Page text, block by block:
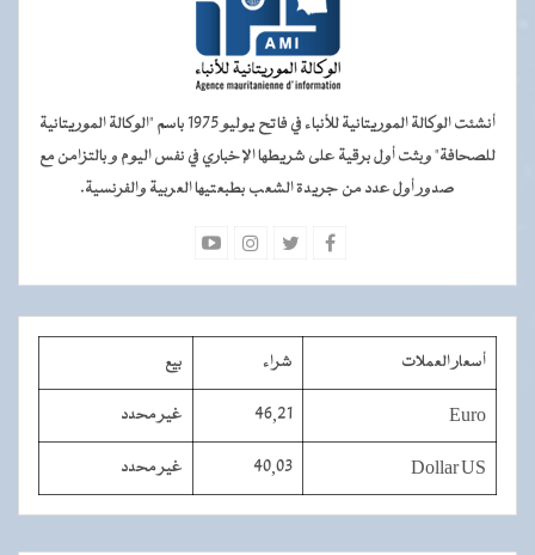
أنشئت الوكالة الموريتانية للأنباء في فاتح يوليو 1975 باسم "الوكالة الموريتانية
للصحافة" وبثت أول برقية على شريطها الإخباري في نفس اليوم و بالتزامن مع
صدور أول عدد من جريدة الشعب بطبعتيها العربية والفرنسية.
أسعار العملات شراء بيع
Euro
46,21 غير محدد
Dollar US
40,03 غير محدد